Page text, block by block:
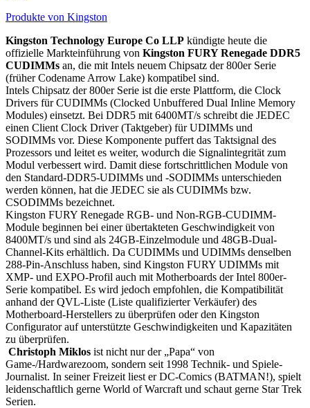
Produkte von Kingston
Kingston Technology Europe Co LLP kündigte heute die
offizielle Markteinführung von Kingston FURY Renegade DDR5
CUDIMMs an, die mit Intels neuem Chipsatz der 800er Serie
(früher Codename Arrow Lake) kompatibel sind.
Intels Chipsatz der 800er Serie ist die erste Plattform, die Clock
Drivers für CUDIMMs (Clocked Unbuffered Dual Inline Memory
Modules) einsetzt. Bei DDR5 mit 6400MT/s schreibt die JEDEC
einen Client Clock Driver (Taktgeber) für UDIMMs und
SODIMMs vor. Diese Komponente puffert das Taktsignal des
Prozessors und leitet es weiter, wodurch die Signalintegrität zum
Modul verbessert wird. Damit diese fortschrittlichen Module von
den Standard-DDR5-UDIMMs und -SODIMMs unterschieden
werden können, hat die JEDEC sie als CUDIMMs bzw.
CSODIMMs bezeichnet.
Kingston FURY Renegade RGB- und Non-RGB-CUDIMM-
Module beginnen bei einer übertakteten Geschwindigkeit von
8400MT/s und sind als 24GB-Einzelmodule und 48GB-Dual-
Channel-Kits erhältlich. Da CUDIMMs und UDIMMs denselben
288-Pin-Anschluss haben, sind Kingston FURY UDIMMs mit
XMP- und EXPO-Profil auch mit Motherboards der Intel 800er-
Serie kompatibel. Es wird jedoch empfohlen, die Kompatibilität
anhand der QVL-Liste (Liste qualifizierter Verkäufer) des
Motherboard-Herstellers zu überprüfen oder den Kingston
Configurator auf unterstützte Geschwindigkeiten und Kapazitäten
zu überprüfen.
Christoph Miklos ist nicht nur der „Papa“ von
Game-/Hardwarezoom, sondern seit 1998 Technik- und Spiele-
Journalist. In seiner Freizeit liest er DC-Comics (BATMAN!), spielt
leidenschaftlich gerne World of Warcraft und schaut gerne Star Trek
Serien.